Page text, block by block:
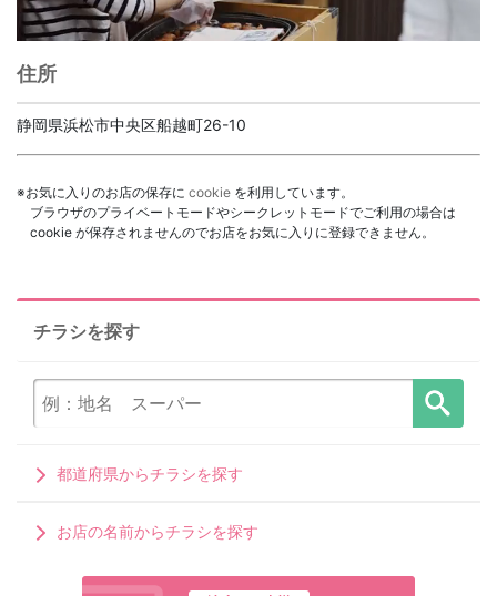
住所
静岡県浜松市中央区船越町26-10
※お気に入りのお店の保存に cookie を利用しています。
ブラウザのプライベートモードやシークレットモードでご利用の場合は
cookie が保存されませんのでお店をお気に入りに登録できません。
チラシを探す
都道府県からチラシを探す
お店の名前からチラシを探す